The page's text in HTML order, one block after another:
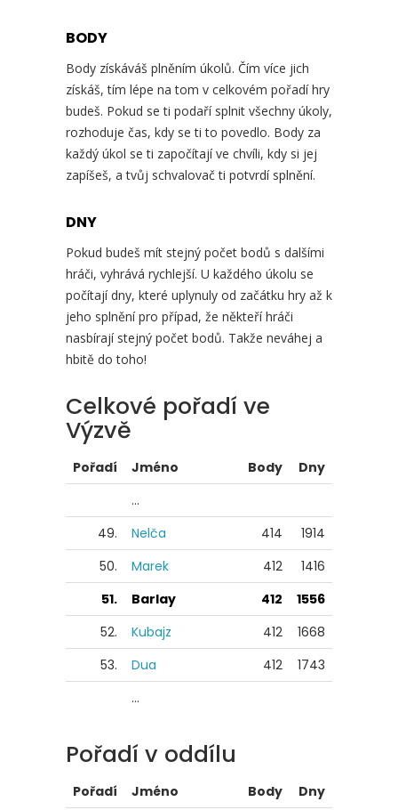
BODY
Body získáváš plněním úkolů. Čím více jich
získáš, tím lépe na tom v celkovém pořadí hry
budeš. Pokud se ti podaří splnit všechny úkoly,
rozhoduje čas, kdy se ti to povedlo. Body za
každý úkol se ti započítají ve chvíli, kdy si jej
zapíšeš, a tvůj schvalovač ti potvrdí splnění.
DNY
Pokud budeš mít stejný počet bodů s dalšími
hráči, vyhrává rychlejší. U každého úkolu se
počítají dny, které uplynuly od začátku hry až k
jeho splnění pro případ, že někteří hráči
nasbírají stejný počet bodů. Takže neváhej a
hbitě do toho!
Celkové pořadí ve
Výzvě
Pořadí Jméno Body
Dny
...
49.
Nelča 414
1914
50.
Marek 412
1416
51.
Barlay 412
1556
52.
Kubajz 412
1668
53.
Dua 412
1743
...
Pořadí v oddílu
Pořadí Jméno Body Dny